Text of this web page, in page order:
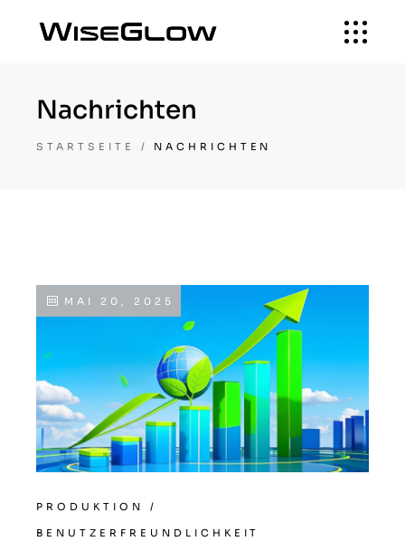
Nachrichten
STARTSEITE NACHRICHTEN
MAI 20, 2025
PRODUKTION /
BENUTZERFREUNDLICHKEIT